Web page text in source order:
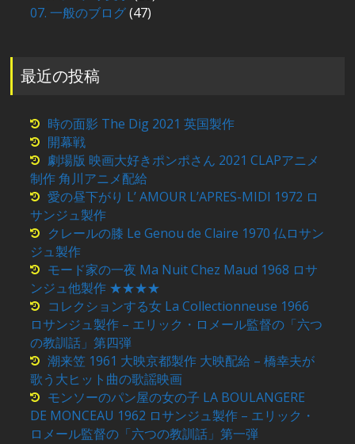
07. 一般のブログ(47)
最近の投稿
時の面影 The Dig 2021 英国製作
開幕戦
劇場版 映画大好きポンポさん 2021 CLAPアニメ
制作 角川アニメ配給
愛の昼下がり L’ AMOUR L’APRES-MIDI 1972 ロ
サンジュ製作
クレールの膝 Le Genou de Claire 1970 仏ロサン
ジュ製作
モード家の一夜 Ma Nuit Chez Maud 1968 ロサ
ンジュ他製作 ★★★★
コレクションする女 La Collectionneuse 1966
ロサンジュ製作 – エリック・ロメール監督の「六つ
の教訓話」第四弾
潮来笠 1961 大映京都製作 大映配給 – 橋幸夫が
歌う大ヒット曲の歌謡映画
モンソーのパン屋の女の子 LA BOULANGERE
DE MONCEAU 1962 ロサンジュ製作 – エリック・
ロメール監督の「六つの教訓話」第一弾